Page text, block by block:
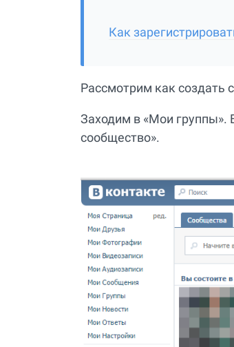
Как
Рассмотрим как создать
Заходим в «Мои группы».
сообщество».